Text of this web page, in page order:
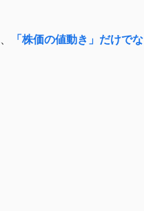
「株価の値動き」だけでな